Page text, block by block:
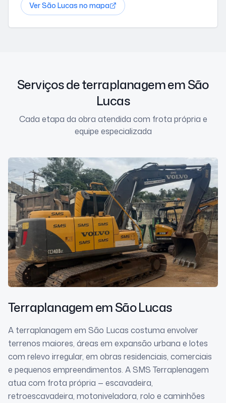
VerSão Lucas no mapa
Serviços de terraplanagem em São
Lucas
Cada etapa da obra atendida com frota própria e
equipe especializada
Terraplanagemem São Lucas
A terraplanagem em São Lucas costuma envolver
terrenos maiores, áreas em expansão urbana e lotes
com relevo irregular, em obras residenciais, comerciais
e pequenos empreendimentos. A SMS Terraplenagem
atua com frota própria — escavadeira,
retroescavadeira, motoniveladora, rolo e caminhões